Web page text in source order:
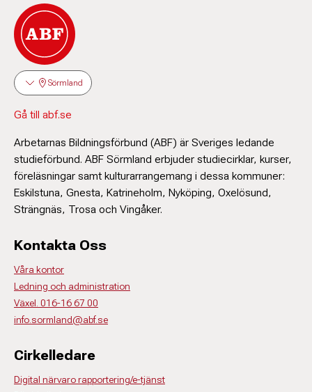
Sörmland
Gå till abf.se
Arbetarnas Bildningsförbund (ABF) är Sveriges ledande
studieförbund. ABF Sörmland erbjuder studiecirklar, kurser,
föreläsningar samt kulturarrangemang i dessa kommuner:
Eskilstuna, Gnesta, Katrineholm, Nyköping, Oxelösund,
Strängnäs, Trosa och Vingåker.
Kontakta Oss
Våra kontor
Ledning och administration
Växel. 016-16 67 00
info.sormland@abf.se
Cirkelledare
Digital närvaro rapportering/e-tjänst